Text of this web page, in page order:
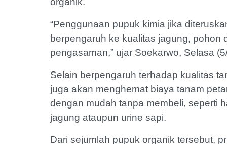
“Penggunaan pupuk kimia jika
berpengaruh ke kualitas jagung,
pengasaman,” ujar Soekarwo, Selasa
Selain berpengaruh terhadap kualitas
juga akan menghemat biaya tanam
dengan mudah tanpa membeli, seperti
jagung ataupun urine sapi.
Dari sejumlah pupuk organik tersebut,